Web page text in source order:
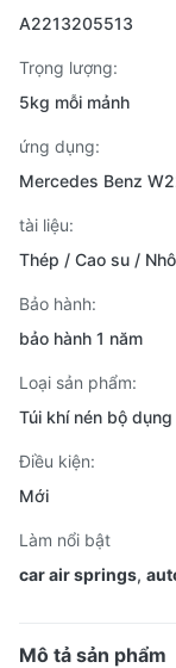
A2213205513
Trọng lượng:
5kg mỗi mảnh
ứng dụng:
Mercedes Benz
tài liệu:
Thép / Cao su /
Bảo hành:
bảo hành 1 năm
Loại sản phẩm:
Túi khí nén bộ
Điều kiện:
Mới
Làm nổi bật
car air springs,
Mô tả sản phẩm